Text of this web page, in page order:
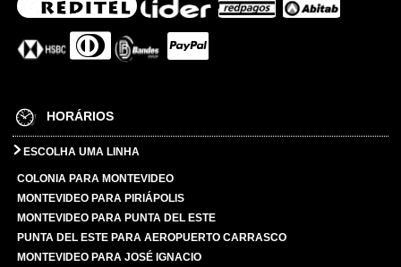
HORÁRIOS
ESCOLHA UMA LINHA
COLONIA PARA MONTEVIDEO
MONTEVIDEO PARA PIRIÁPOLIS
MONTEVIDEO PARA PUNTA DEL ESTE
PUNTA DEL ESTE PARA AEROPUERTO CARRASCO
MONTEVIDEO PARA JOSÉ IGNACIO